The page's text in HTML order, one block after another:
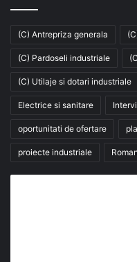
(C) Antrepriza generala
(C) Pardoseli industriale
(C) Utilaje si dotari industriale
Electrice si sanitare
oportunitati de ofertare
proiecte industriale